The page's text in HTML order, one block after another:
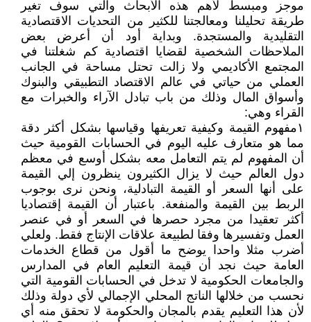
موجز ومبسط لأهم هذه الأبحاث ‏والتي سوف تغير
طريقة تحليلنا ومعالجتنا للكثير من التحديات الاقتصادية
التقليدية والمستجدة. وبداية أود أن أعرض بعض
الملاحظات الشخصية لقضايا اقتصادية كم شغلتنا في
المجتمع الأكاديمي ولا زالت تحتل مساحة في الجانب
العملي من حياتي في عالم الاقتصاد التطبيقي ‏والبنوك
وأسواق المال وذلك من باب تبادل الآراء والخبرات مع
القراء وهي:
١مفهوم القيمة ‏وكيفية تعريفها وقياسها بشكل أكثر دقة
مما هو متعارف عليه اليوم في الحسابات القومية حيث
أن المفهوم لم يتم التعامل معه بشكل أوسع في معظم
دول العالم حيث لا يزال الكثيرون ينظرون إلي القيمة
على أنها السعر أو القيمة التبادلية، ونحن نرى بوجوب
الربط بين القيمة والمنفعة. باعتبار أن القيمة إقتصاديا
أكثر تعقيدا من مجرد حصرها في السعر أو في عنصر
العمل وتفسيرها وفقا لطبيعة علاقات الإنتاج فقط. ولعلي
أضرب مثلا واحدا يوضح ما أقول من قطاع الخدمات
العامة حيث نجد أن قيمة التعليم العام في المدارس
والجامعات الحكومية لا تدخل في الحسابات القومية التي
نحسب من خلالها الناتج المحلي الإجمالي لأي دولة وذلك
لأن هذا التعليم يقدم بالمجان والحكومة لا تحقق منه أي